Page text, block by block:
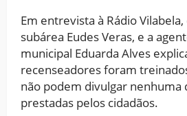
Em entrevista à Rádio
subárea Eudes Veras, e a
municipal Eduarda Alves
recenseadores foram
não podem divulgar nenhuma
prestadas pelos cidadãos.